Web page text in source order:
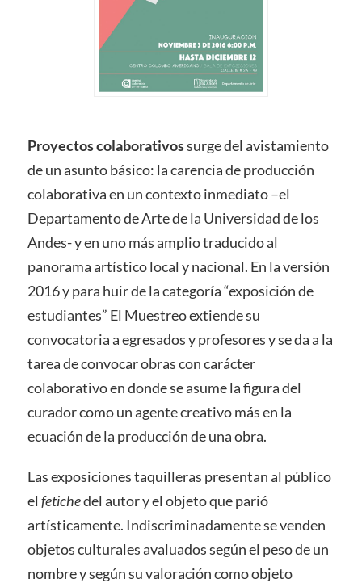
Proyectos colaborativossurge del avistamiento
de un asunto básico: la carencia de producción
colaborativa en un contexto inmediato –el
Departamento de Arte de la Universidad de los
Andes- y en uno más amplio traducido al
panorama artístico local y nacional. En la versión
2016 y para huir de la categoría “exposición de
estudiantes” El Muestreo extiende su
convocatoria a egresados y profesores y se da a la
tarea de convocar obras con carácter
colaborativo en donde se asume la figura del
curador como un agente creativo más en la
ecuación de la producción de una obra.
Las exposiciones taquilleras presentan al público
el fetichedel autor y el objeto que parió
artísticamente. Indiscriminadamente se venden
objetos culturales avaluados según el peso de un
nombre y según su valoración como objeto